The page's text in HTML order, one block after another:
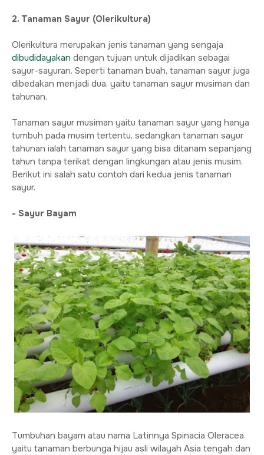
2. Tanaman Sayur (Olerikultura)
Olerikultura merupakan jenis tanaman yang sengaja
dibudidayakan dengan tujuan untuk dijadikan sebagai
sayur-sayuran. Seperti tanaman buah, tanaman sayur juga
dibedakan menjadi dua, yaitu tanaman sayur musiman dan
tahunan.
Tanaman sayur musiman yaitu tanaman sayur yang hanya
tumbuh pada musim tertentu, sedangkan tanaman sayur
tahunan ialah tanaman sayur yang bisa ditanam sepanjang
tahun tanpa terikat dengan lingkungan atau jenis musim.
Berikut ini salah satu contoh dari kedua jenis tanaman
sayur.
- Sayur Bayam
Tumbuhan bayam atau nama Latinnya Spinacia Oleracea
yaitu tanaman berbunga hijau asli wilayah Asia tengah dan